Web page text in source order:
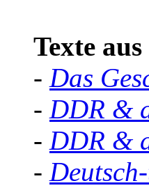
Texte
- Das
- DDR &
- DDR &
-